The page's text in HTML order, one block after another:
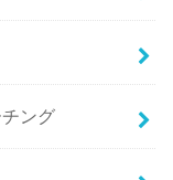
ング